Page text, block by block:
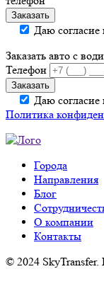
Даю согласие
Заказать авто с
Телефон
Даю согласие
Политика
Города
Направления
Блог
О компании
Контакты
© 2024